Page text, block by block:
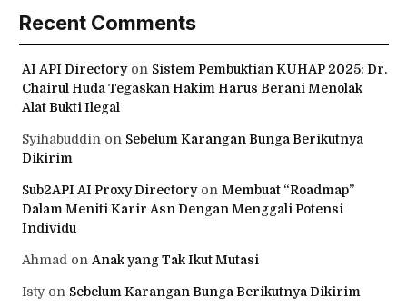
Recent Comments
AI API Directoryon Sistem Pembuktian KUHAP 2025: Dr.
Chairul Huda Tegaskan Hakim Harus Berani Menolak
Alat Bukti Ilegal
Syihabuddin on Sebelum Karangan Bunga Berikutnya
Dikirim
Sub2API AI Proxy Directoryon Membuat “Roadmap”
Dalam Meniti Karir Asn Dengan Menggali Potensi
Individu
Ahmad on Anak yang Tak Ikut Mutasi
Istyon Sebelum Karangan Bunga Berikutnya Dikirim